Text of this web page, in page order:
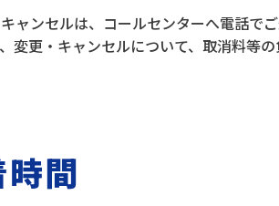
ャンセルは、コールセンターへ電話で
変更・キャンセルについて、取消料等の
間